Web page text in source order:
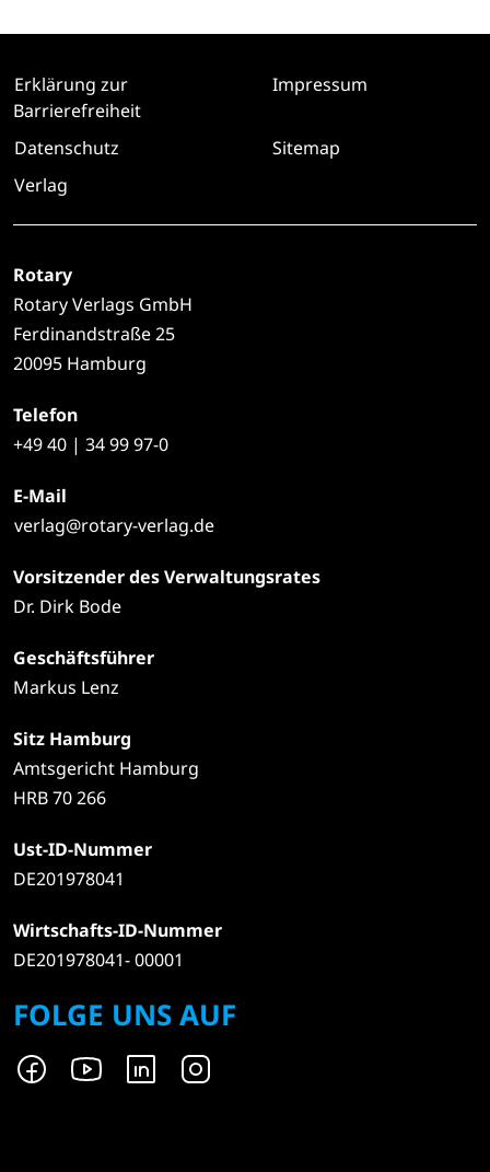
Erklärung zur
Barrierefreiheit
Impressum
Datenschutz
Sitemap
Verlag
Rotary
Rotary Verlags GmbH
Ferdinandstraße 25
20095 Hamburg
Telefon
+4940 | 34 99 97-0
E-Mail
verlag@rotary-verlag.de
Vorsitzender des Verwaltungsrates
Dr. Dirk Bode
Geschäftsführer
Markus Lenz
Sitz Hamburg
Amtsgericht Hamburg
HRB 70 266
Ust-ID-Nummer
DE201978041
Wirtschafts-ID-Nummer
DE201978041- 00001
FOLGE UNS AUF